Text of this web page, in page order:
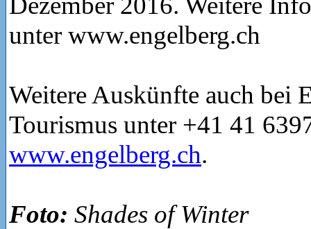
unter www.engelberg.ch
Weitere Auskünfte auch bei
Tourismus unter +41 41
www.engelberg.ch.
Foto: Shades of Winter